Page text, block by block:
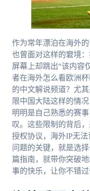
作为常年漂泊在海外
也曾面对这样的窘境
屏幕上却跳出“该内容
者在海外怎么看欧洲
的中文解说频道？尤
限中国大陆这样的情
明明是自己熟悉的赛
叹。这些限制的背后
授权协议，海外IP无
问题的关键，就是选
篇指南，就带你突破
事的快乐，让你不错过